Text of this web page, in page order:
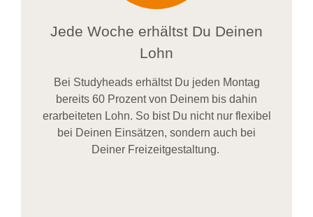
Jede Woche erhältst Du Deinen
Lohn
Bei Studyheadserhältst Du jeden Montag
bereits 60 Prozent von Deinem bis dahin
erarbeiteten Lohn. So bist Du nicht nur flexibel
bei Deinen Einsätzen, sondern auch bei
DeinerFreizeitgestaltung.